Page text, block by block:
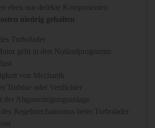
eben nur defekte Komponenten
niedrig gehalten
Turbolader
geht in den Notlaufprogramm
von Mechanik
Turbine oder Verdichter
der Abgasreinigungsanlage
Regelmechanismus beim Turbolader